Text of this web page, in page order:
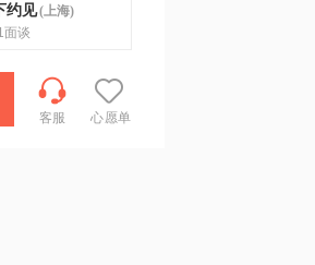
约见(上海)
面谈
客服 心愿单